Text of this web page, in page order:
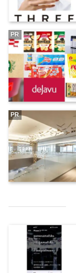
PR
PR